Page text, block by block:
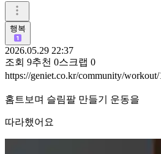
행복
2026.05.29 22:37
조회 9추천 0스크랩 0
https://geniet.co.kr/community/workout/
홈트보며 슬림팔 만들기 운동을
따라했어요